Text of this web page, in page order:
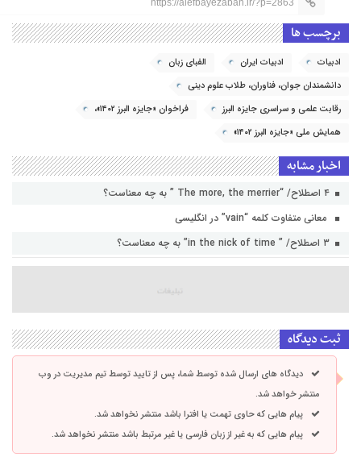
https://alefbayezaban.ir/?p=2863
برچسب ها
ادبیات ادبیات ایران
الفبای زبان
دانشمندان جوان، فناوران، طلاب علوم دینی
رقابت علمی و سراسری جایزه البرز
فراخوان «جایزه البرز ۱۴۰۲»،
همایش ملی «جایزه البرز ۱۴۰۲»
اخبار مشابه
معانی متفاوت کلمه “vain” در انگلیسی
ثبت دیدگاه
دیدگاه های ارسال شده توسط شما، پس از تایید توسط تیم مدیریت در وب
منتشر خواهد شد.
پیام هایی که حاوی تهمت یا افترا باشد منتشر نخواهد شد.
پیام هایی که به غیر از زبان فارسی یا غیر مرتبط باشد منتشر نخواهد شد.